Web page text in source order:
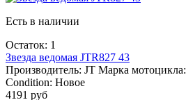
Есть в наличии
Остаток: 1
Звезда ведомая JTR827 43
Производитель: JT Марка мотоцикла:
Condition: Новое
4191 руб